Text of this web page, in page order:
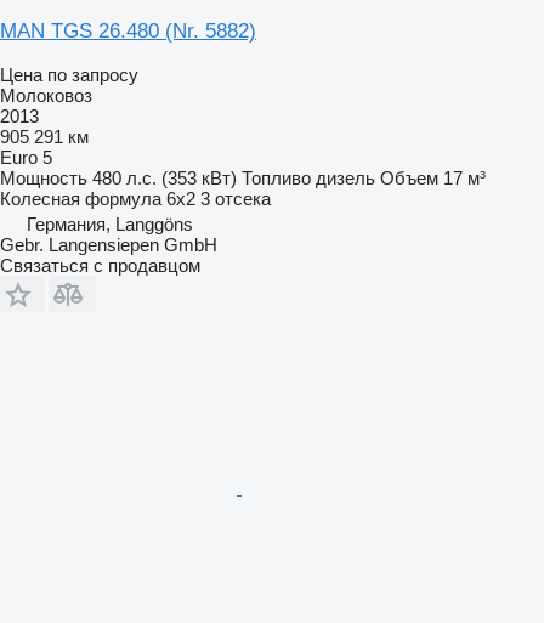
MAN TGS 26.480 (Nr. 5882)
Цена по запросу
Молоковоз
2013
905 291 км
Euro 5
Мощность 480 л.с. (353 кВт) Топливо дизель Объем 17 м³
Колесная формула 6x2 3 отсека
Германия, Langgöns
Gebr. Langensiepen GmbH
Связаться с продавцом